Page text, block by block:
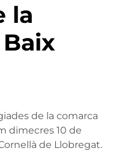
la
de la comarca
dimecres 10 de
de Llobregat.